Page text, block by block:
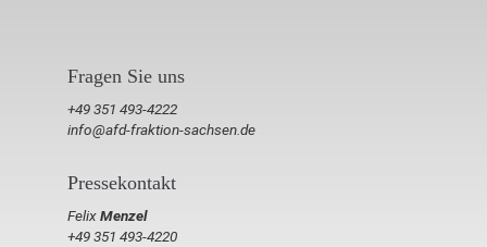
Fragen Sie uns
+49 351 493-4222
info@afd-fraktion-sachsen.de
Pressekontakt
FelixMenzel
+49 351 493-4220